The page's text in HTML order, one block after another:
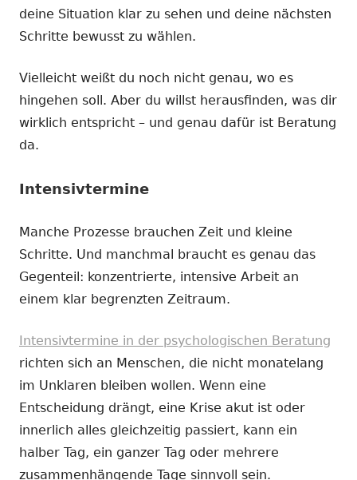
deine Situation klar zu sehen und deine nächsten
Schritte bewusst zu wählen.
Vielleicht weißt du noch nicht genau, wo es
hingehen soll. Aber du willst herausfinden, was dir
wirklich entspricht – und genau dafür ist Beratung
da.
Intensivtermine
Manche Prozesse brauchen Zeit und kleine
Schritte. Und manchmal braucht es genau das
Gegenteil: konzentrierte, intensive Arbeit an
einem klar begrenzten Zeitraum.
Intensivtermine in der psychologischen Beratung
richten sich an Menschen, die nicht monatelang
im Unklaren bleiben wollen. Wenn eine
Entscheidung drängt, eine Krise akut ist oder
innerlich alles gleichzeitig passiert, kann ein
halber Tag, ein ganzer Tag oder mehrere
zusammenhängende Tage sinnvoll sein.